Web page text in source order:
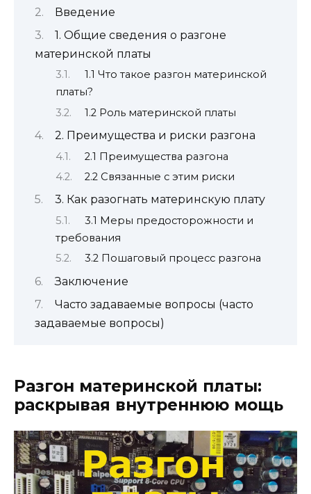
Введение
1. Общие сведения о разгоне
материнской платы
1.1 Что такое разгон материнской
платы?
1.2 Роль материнской платы
2. Преимущества и риски разгона
2.1 Преимущества разгона
2.2 Связанные с этим риски
3. Как разогнать материнскую плату
3.1 Меры предосторожности и
требования
3.2 Пошаговый процесс разгона
Заключение
Часто задаваемые вопросы (часто
задаваемые вопросы)
Разгон материнской платы:
раскрывая внутреннюю мощь